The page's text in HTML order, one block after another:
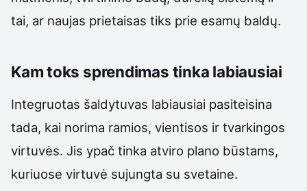
tai, ar naujas prietaisas tiks prie esamų baldų.
Kam toks sprendimas tinka labiausiai
Integruotas šaldytuvas labiausiai pasiteisina
tada, kai norima ramios, vientisos ir tvarkingos
virtuvės. Jis ypač tinka atviro plano būstams,
kuriuose virtuvė sujungta su svetaine.